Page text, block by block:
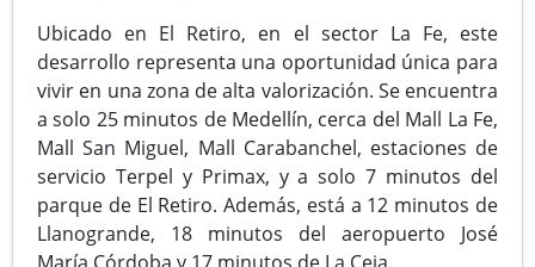
Ubicado en El Retiro, en el sector La Fe, este
desarrollo representa una oportunidad única para
vivir en una zona de alta valorización. Se encuentra
a solo 25 minutos de Medellín, cerca del Mall La Fe,
Mall San Miguel, Mall Carabanchel, estaciones de
servicio Terpel y Primax, y a solo 7 minutos del
parque de El Retiro. Además, está a 12 minutos de
Llanogrande, 18 minutos del aeropuerto José